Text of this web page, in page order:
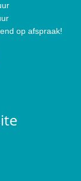
op afspraak!